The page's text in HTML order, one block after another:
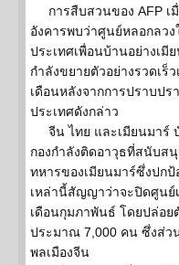
การสืบสวนของ AFP เ
อังคารพบว่าศูนย์หลอกลวง
ประเทศเพื่อนบ้านอย่างเมี
กำลังขยายตัวอย่างรวดเร็ว
เดือนหลังจากการปราบปร
ประเทศดังกล่าว
จีน ไทย และเมียนมาร์
กองกำลังติดอาวุธที่สนับส
ทหารของเมียนมาร์ซึ่งปกป้
เหล่านี้สัญญาว่าจะปิดศูนย์
เดือนกุมภาพันธ์ โดยปล่อย
ประมาณ 7,000 คน ซึ่งส่ว
พลเมืองจีน